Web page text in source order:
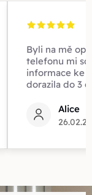
Byli na mě
telefonu mi
informace ke
dorazila do 3
Alice